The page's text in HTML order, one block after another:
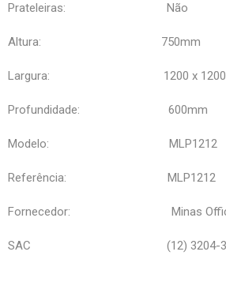
Prateleiras: Não
Altura: 750mm
Largura: 1200 x 1200
Profundidade: 600mm
Modelo: MLP1212
Referência: MLP1212
Fornecedor: Minas
SAC (12) 3204-